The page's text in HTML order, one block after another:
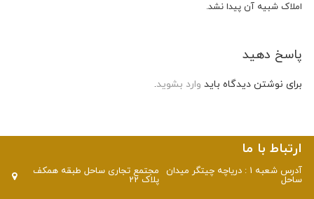
املاک شبیه آن پیدا نشد.
پاسخ دهید
برای نوشتن دیدگاه بایدوارد بشوید.
ارتباط با ما
آدرس شعبه 1 : دریاچه چیتگر میدان
ساحل
مجتمع تجاری ساحل طبقه همکف
پلاک 22